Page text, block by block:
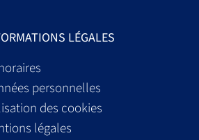
LÉGALES
personnelles
des cookies
légales